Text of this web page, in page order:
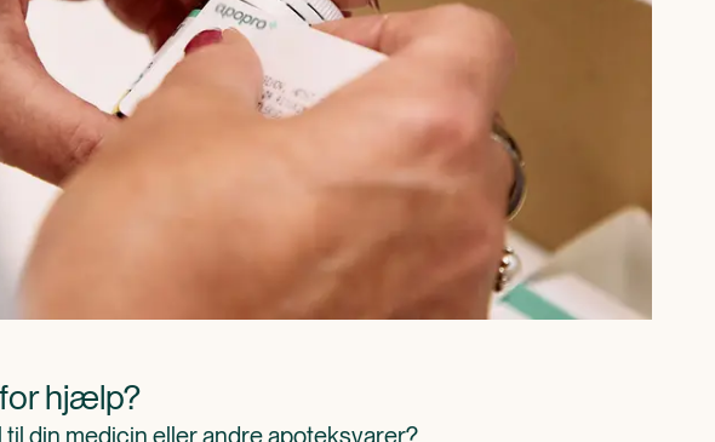
hjælp?
til din medicin eller andre apoteksvarer?